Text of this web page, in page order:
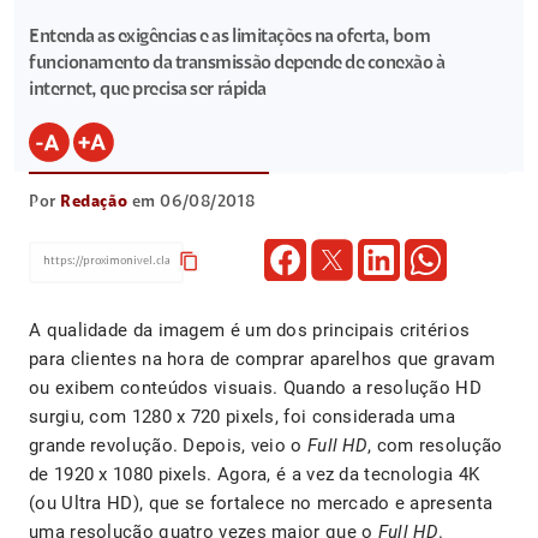
Entenda as exigências e as limitações na oferta, bom
funcionamento da transmissão depende de conexão à
internet, que precisa ser rápida
Por Redação em 06/08/2018
content_copy
A qualidade da imagem é um dos principais critérios
para clientes na hora de comprar aparelhos que gravam
ou exibem conteúdos visuais. Quando a resolução HD
surgiu, com 1280 x 720 pixels, foi considerada uma
grande revolução. Depois, veio o Full HD, com resolução
de 1920 x 1080 pixels. Agora, é a vez da tecnologia 4K
(ou Ultra HD), que se fortalece no mercado e apresenta
uma resolução quatro vezes maior que o Full HD.